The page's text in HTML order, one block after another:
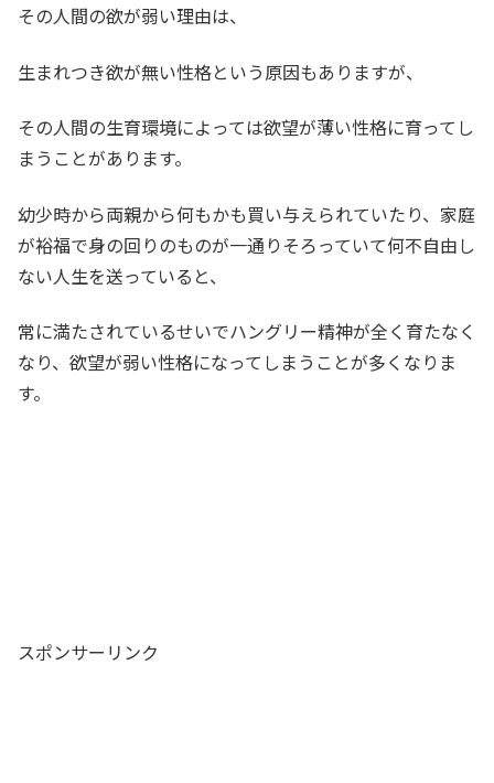
その人間の欲が弱い理由は、
生まれつき欲が無い性格という原因もありますが、
その人間の生育環境によっては欲望が薄い性格に育ってし
まうことがあります。
幼少時から両親から何もかも買い与えられていたり、家庭
が裕福で身の回りのものが一通りそろっていて何不自由し
ない人生を送っていると、
常に満たされているせいでハングリー精神が全く育たなく
なり、欲望が弱い性格になってしまうことが多くなりま
す。
スポンサーリンク